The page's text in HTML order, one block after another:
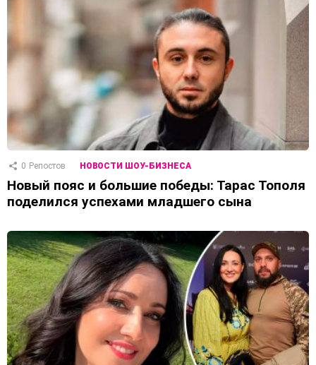
0 Репостов НОВОСТИ ШОУ-БИЗНЕСА
Новый пояс и большие победы: Тарас Тополя
поделился успехами младшего сына